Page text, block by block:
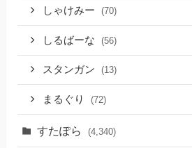
しゃけみー (70)
しるばーな (56)
スタンガン (13)
まるぐり (72)
すたぽら (4,340)